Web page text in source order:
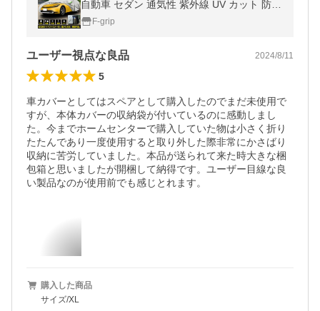
自動車 セダン 通気性 紫外線 UV カット 防風
バンド 反射 丈夫 ワンタッチ 裏起毛 サイズ
汎用F-grip
ユーザー視点な良品 2024/8/11
5
車カバーとしてはスペアとして購入したのでまだ未使用で
すが、本体カバーの収納袋が付いているのに感動しまし
た。今までホームセンターで購入していた物は小さく折り
たたんであり一度使用すると取り外した際非常にかさばり
収納に苦労していました。本品が送られて来た時大きな梱
包箱と思いましたが開梱して納得です。ユーザー目線な良
い製品なのが使用前でも感じとれます。
購入した商品
サイズ/XL